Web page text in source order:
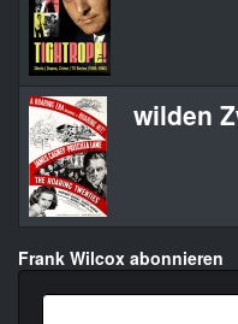
wilden
Frank Wilcox abonnieren